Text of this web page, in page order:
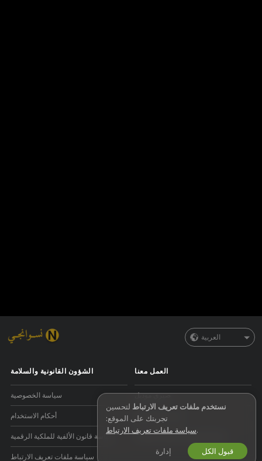
العربية
الشؤون القانونية والسلامة
سياسة الخصوصية
أحكام الاستخدام
سياسة قانون الألفية للملكية الرقمية
سياسة ملفات تعريف الارتباط
العمل معنا
صيري موديل
اشتراك الاستوديو
برنامج التسويق بالعمولة للويبكام
نستخدم ملفات تعريف الارتباط لتحسين
تجربتك على الموقع:
سياسة ملفات تعريف الارتباط.
إدارة قبول الكل